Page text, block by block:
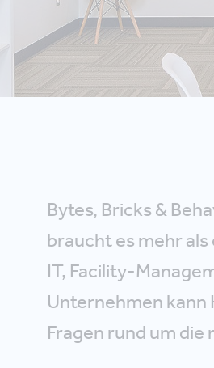
Bytes, Bricks &
braucht es mehr
IT, Facility-
Unternehmen kann
Fragen rund um